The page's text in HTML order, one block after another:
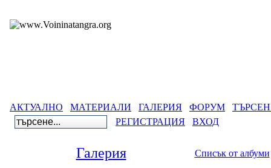
АКТУАЛНО МАТЕРИАЛИ ГАЛЕРИЯ ФОРУМ
РЕГИСТРАЦИЯ
ВХОД
Галерия Списък от албуми